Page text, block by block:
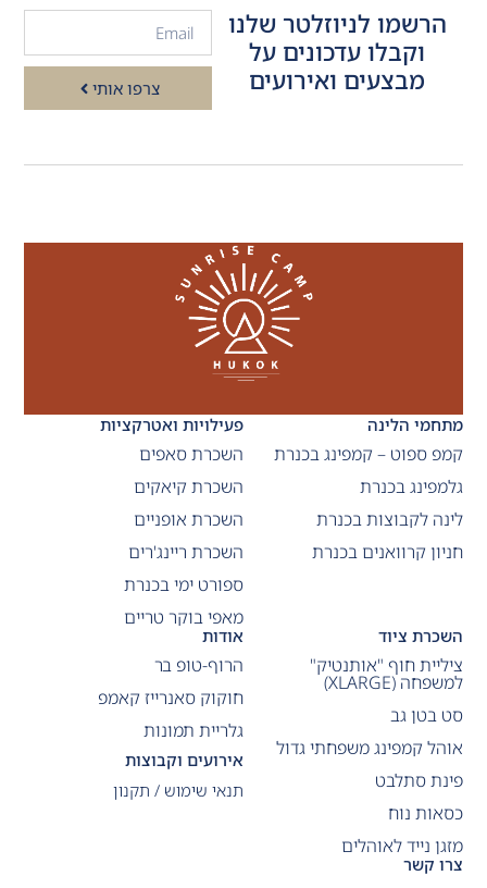
הרשמו לניוזלטר שלנו
וקבלו עדכונים על
מבצעים ואירועים
צרפו אותי
מתחמי הלינה
קמפ ספוט – קמפינג בכנרת
גלמפינג בכנרת
לינה לקבוצות בכנרת
חניון קרוואנים בכנרת
פעילויות ואטרקציות
השכרת סאפים
השכרת קיאקים
השכרת אופניים
השכרת ריינג'רים
ספורט ימי בכנרת
מאפי בוקר טריים
השכרת ציוד
ציליית חוף "אותנטיק"
למשפחה (XLARGE)
סט בטן גב
אוהל קמפינג משפחתי גדול
פינת סתלבט
כסאות נוח
מזגן נייד לאוהלים
אודות
הרוף-טופ בר
חוקוק סאנרייז קאמפ
גלריית תמונות
אירועים וקבוצות
תנאי שימוש / תקנון
צרו קשר